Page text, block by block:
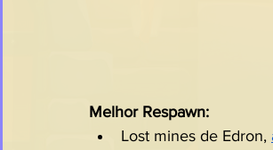
Melhor Respawn:
Lost mines de Edron,